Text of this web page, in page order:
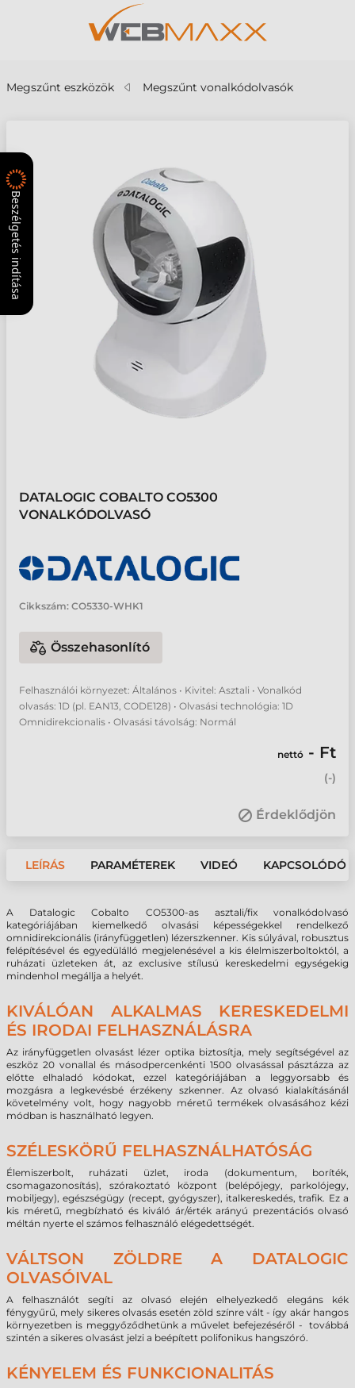
Megszűnt eszközök Megszűnt vonalkódolvasók
DATALOGIC COBALTO CO5300
VONALKÓDOLVASÓ
Cikkszám: CO5330-WHK1
Összehasonlító
Felhasználói környezet: Általános • Kivitel: Asztali • Vonalkód
olvasás: 1D (pl. EAN13, CODE128) • Olvasási technológia: 1D
Omnidirekcionalis • Olvasási távolság: Normál
nettó - Ft
(-)
Érdeklődjön
LEÍRÁS PARAMÉTEREK VIDEÓ KAPCSOLÓDÓ
A Datalogic Cobalto CO5300-as asztali/fix vonalkódolvasó
kategóriájában kiemelkedő olvasási képességekkel rendelkező
omnidirekcionális (irányfüggetlen) lézerszkenner. Kis súlyával, robusztus
felépítésével és egyedülálló megjelenésével a kis élelmiszerboltoktól, a
ruházati üzleteken át, az exclusive stílusú kereskedelmi egységekig
mindenhol megállja a helyét.
KIVÁLÓAN ALKALMAS KERESKEDELMI
ÉS IRODAI FELHASZNÁLÁSRA
Az irányfüggetlen olvasást lézer optika biztosítja, mely segítségével az
eszköz 20 vonallal és másodpercenkénti 1500 olvasással pásztázza az
előtte elhaladó kódokat, ezzel kategóriájában a leggyorsabb és
mozgásra a legkevésbé érzékeny szkenner. Az olvasó kialakításánál
követelmény volt, hogy nagyobb méretű termékek olvasásához kézi
módban is használható legyen.
SZÉLESKÖRŰ FELHASZNÁLHATÓSÁG
Élemiszerbolt, ruházati üzlet, iroda (dokumentum, boríték,
csomagazonosítás), szórakoztató központ (belépőjegy, parkolójegy,
mobiljegy), egészségügy (recept, gyógyszer), italkereskedés, trafik. Ez a
kis méretű, megbízható és kiváló ár/érték arányú prezentációs olvasó
méltán nyerte el számos felhasználó elégedettségét.
VÁLTSON ZÖLDRE A DATALOGIC
OLVASÓIVAL
A felhasználót segíti az olvasó elején elhelyezkedő elegáns kék
fénygyűrű, mely sikeres olvasás esetén zöld színre vált - így akár hangos
környezetben is meggyőződhetünk a művelet befejezéséről - továbbá
szintén a sikeres olvasást jelzi a beépített polifonikus hangszóró.
KÉNYELEM ÉS FUNKCIONALITÁS
Beszélgetés indítása